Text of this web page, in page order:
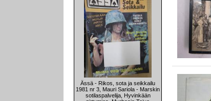
Ässä - Rikos, sota ja seikkailu
1981 nr 3, Mauri Sariola - Marskin
sotilaspalvelija, Hyvinkään